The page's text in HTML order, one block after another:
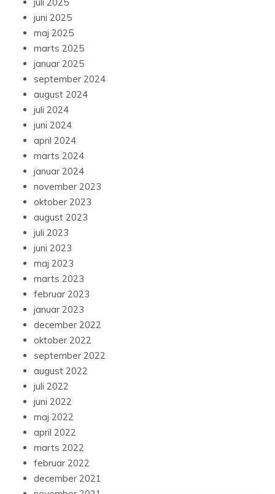
juni 2025
maj 2025
marts 2025
januar 2025
september 2024
august 2024
juli 2024
juni 2024
april 2024
marts 2024
januar 2024
november 2023
oktober 2023
august 2023
juli 2023
juni 2023
maj 2023
marts 2023
februar 2023
januar 2023
december 2022
oktober 2022
september 2022
august 2022
juli 2022
juni 2022
maj 2022
april 2022
marts 2022
februar 2022
december 2021